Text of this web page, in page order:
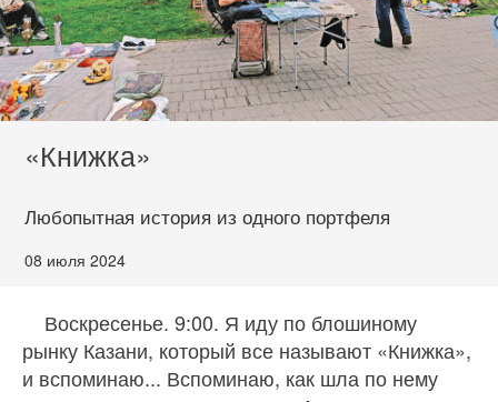
«Книжка»
Любопытная история из одного портфеля
08 июля 2024
Воскресенье. 9:00. Я иду по блошиному
рынку Казани, который все называют «Книжка»,
и вспоминаю... Вспоминаю, как шла по нему